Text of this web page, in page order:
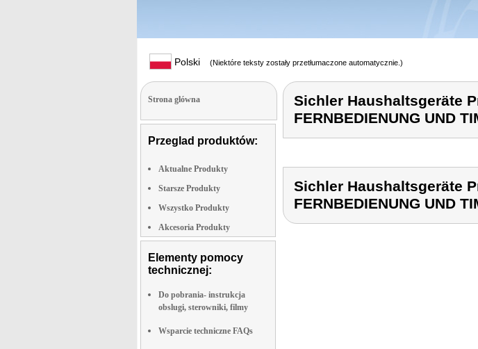
Polski (Niektóre teksty zostały przetłumaczone automatycznie.)
Strona glówna
Przeglad produktów:
Aktualne Produkty
Starsze Produkty
Wszystko Produkty
Akcesoria Produkty
Elementy pomocy
technicznej:
Do pobrania- instrukcja
obslugi, sterowniki, filmy
Wsparcie techniczne FAQs
Sichler Haushaltsgeräte
FERNBEDIENUNG UND
Sichler Haushaltsgeräte
FERNBEDIENUNG UND